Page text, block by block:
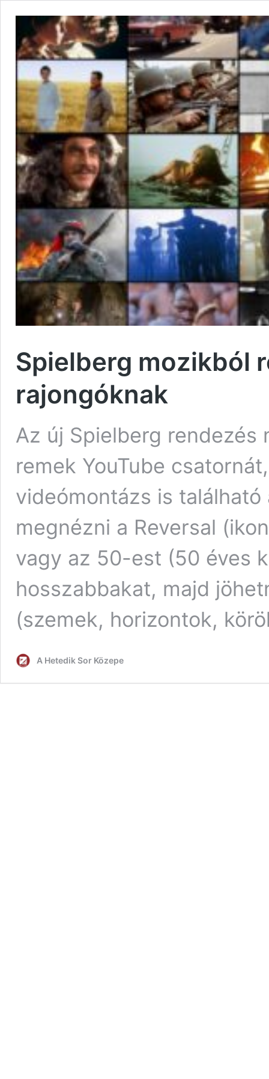
Spielberg mozikból
rajongóknak
Az új Spielberg
remek YouTube
videómontázs is
megnézni a Reversal
vagy az 50-est (50 éves
hosszabbakat, majd
(szemek, horizontok,
A Hetedik Sor Közepe